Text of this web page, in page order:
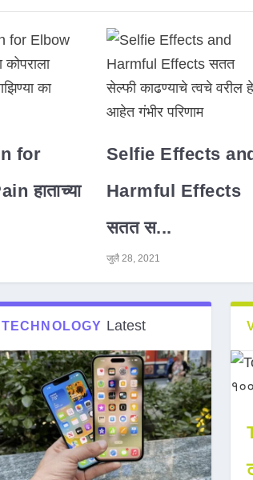
for
हाताच्या
Selfie Effects
Harmful Effects
सतत स...
जुलै 28, 2021
TECHNOLOGY Latest